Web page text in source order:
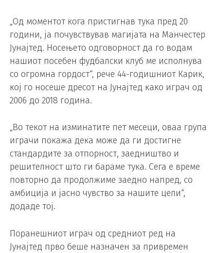
„Од моментот кога пристигнав тука пред 20
години, ја почувствував магијата на Манчестер
Јунајтед. Носењето одговорност да го водам
нашиот посебен фудбалски клуб ме исполнува
со огромна гордост“, рече 44-годишниот Карик,
кој го носеше дресот на Јунајтед како играч од
2006 до 2018 година.
„Во текот на изминатите пет месеци, оваа група
играчи покажа дека може да ги достигне
стандардите за отпорност, заедништво и
решителност што ги бараме тука. Сега е време
повторно да продолжиме заедно напред, со
амбиција и јасно чувство за нашите цели“,
додаде тој.
Поранешниот играч од средниот ред на
Јунајтед прво беше назначен за привремен